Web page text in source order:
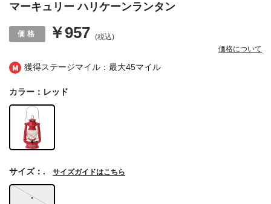
獲得ステージマイル：最大45マイル
マーキュリー ハリケーンランタン
￥957 (税込)
価格について
カラー：レッド
.
サイズ：. サイズガイドはこちら